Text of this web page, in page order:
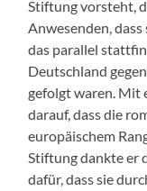
Stiftung vorsteht,
Anwesenden,
das parallel
Deutschland
gefolgt waren. Mit
darauf, dass die
europäischem
Stiftung dankte er
dafür, dass sie